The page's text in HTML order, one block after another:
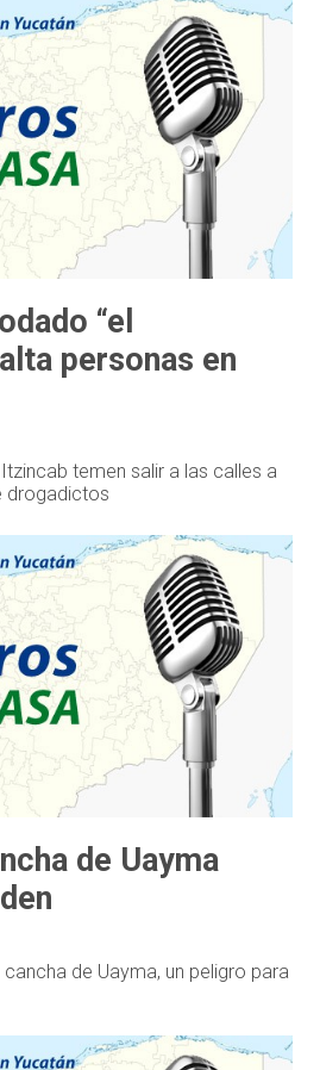
“el
personas en
temen salir a las calles a
drogadictos
de Uayma
de Uayma, un peligro para